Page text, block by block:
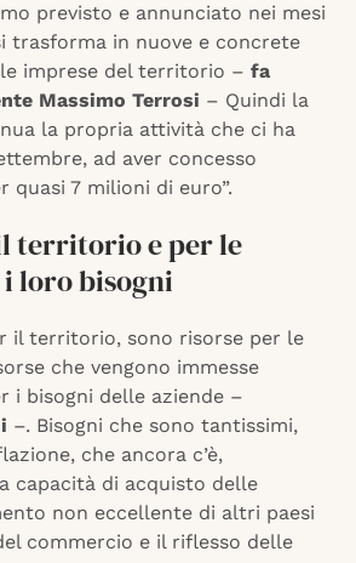
previsto e annunciato nei mesi
trasforma in nuove e concrete
imprese del territorio – fa
Massimo Terrosi – Quindi la
la propria attività che ci ha
ad aver concesso
quasi 7 milioni di euro”.
territorio e per le
loro bisogni
il territorio, sono risorse per le
che vengono immesse
i bisogni delle aziende –
–. Bisogni che sono tantissimi,
che ancora c’è,
capacità di acquisto delle
non eccellente di altri paesi
commercio e il riflesso delle